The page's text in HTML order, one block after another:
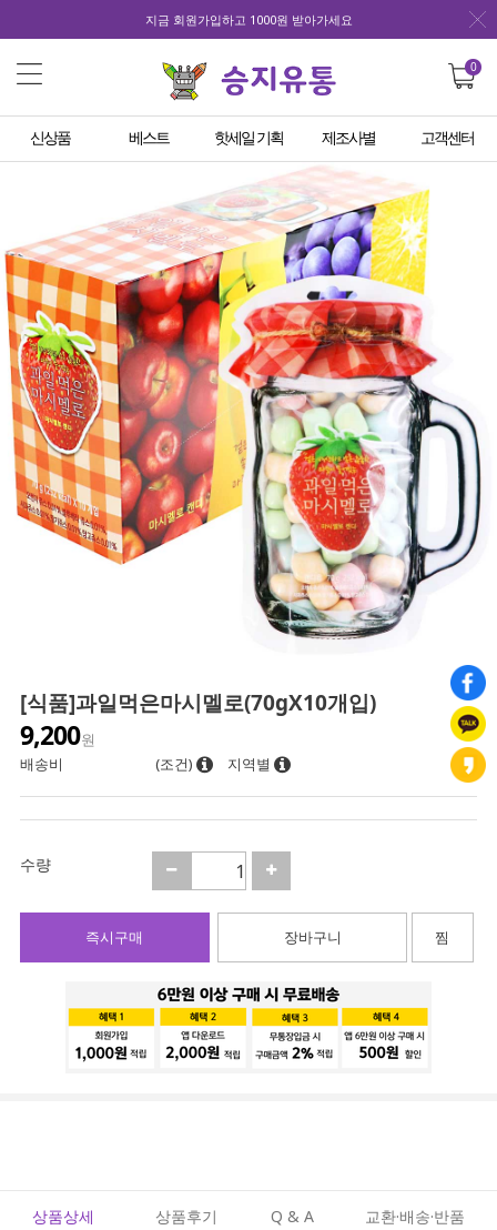
지금 회원가입하고 1000원 받아가세요
0
신상품 베스트 핫세일 기획 제조사별 고객센터
[식품]과일먹은마시멜로(70gX10개입)
9,200원
배송비
(조건) 지역별
수량
즉시구매 장바구니 찜
상품상세 상품후기 Q & A 교환·배송·반품